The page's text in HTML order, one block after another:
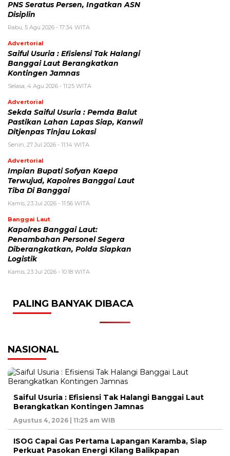
PNS Seratus Persen, Ingatkan ASN
Disiplin
Rabu, 5 Agu 2026 - 17:34 WITA
Advertorial
Saiful Usuria : Efisiensi Tak Halangi
Banggai Laut Berangkatkan
Kontingen Jamnas
Selasa, 4 Agu 2026 - 11:25 WITA
Advertorial
Sekda Saiful Usuria : Pemda Balut
Pastikan Lahan Lapas Siap, Kanwil
Ditjenpas Tinjau Lokasi
Senin, 27 Jul 2026 - 11:14 WITA
Advertorial
Impian Bupati Sofyan Kaepa
Terwujud, Kapolres Banggai Laut
Tiba Di Banggai
Kamis, 23 Jul 2026 - 11:56 WITA
Banggai Laut
Kapolres Banggai Laut:
Penambahan Personel Segera
Diberangkatkan, Polda Siapkan
Logistik
Kamis, 23 Jul 2026 - 10:18 WITA
PALING BANYAK DIBACA
NASIONAL
Saiful Usuria : Efisiensi Tak Halangi Banggai Laut
Berangkatkan Kontingen Jamnas
Agustus 4, 2026 | 11:25 am WIB
ISOG Capai Gas Pertama Lapangan Karamba, Siap
Perkuat Pasokan Energi Kilang Balikpapan